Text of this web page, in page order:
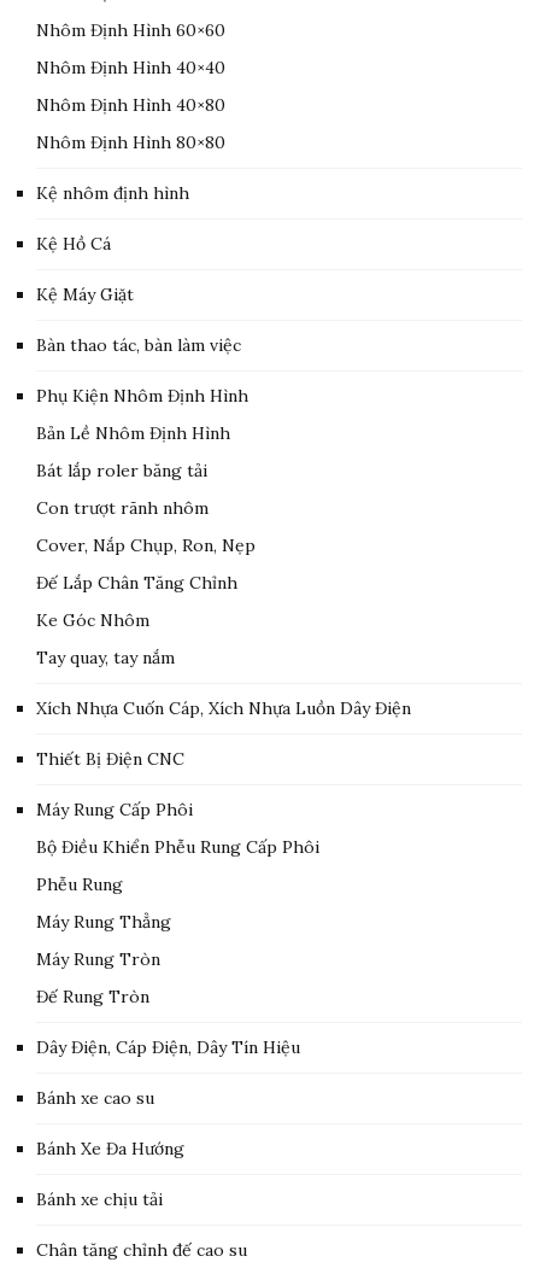
Nhôm Định Hình 60×60
Nhôm Định Hình 40×40
Nhôm Định Hình 40×80
Nhôm Định Hình 80×80
Kệ nhôm định hình
Kệ Hồ Cá
Kệ Máy Giặt
Bàn thao tác, bàn làm việc
Phụ Kiện Nhôm Định Hình
Bản Lề Nhôm Định Hình
Bát lắp roler băng tải
Con trượt rãnh nhôm
Cover, Nắp Chụp, Ron, Nẹp
Đế Lắp Chân Tăng Chỉnh
Ke Góc Nhôm
Tay quay, tay nắm
Xích Nhựa Cuốn Cáp, Xích Nhựa Luồn Dây Điện
Thiết Bị Điện CNC
Máy Rung Cấp Phôi
Bộ Điều Khiển Phễu Rung Cấp Phôi
Phễu Rung
Máy Rung Thẳng
Máy Rung Tròn
Đế Rung Tròn
Dây Điện, Cáp Điện, Dây Tín Hiệu
Bánh xe cao su
Bánh Xe Đa Hướng
Bánh xe chịu tải
Chân tăng chỉnh đế cao su